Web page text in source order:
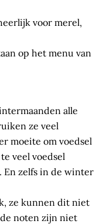
voor merel,
op het menu van
alle
ze veel
moeite om voedsel
veel voedsel
En zelfs in de winter
ze kunnen dit niet
noten zijn niet